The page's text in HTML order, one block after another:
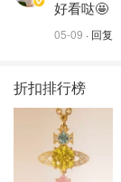
好看哒🤩
05-09 · 回复
折扣排行榜